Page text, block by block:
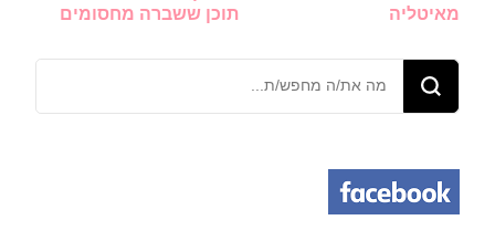
תוכן ששברה מחסומים
מאיטליה
מחפש/ת
משהו?